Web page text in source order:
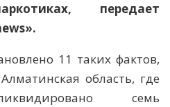
передает
11 таких фактов,
область, где
семь